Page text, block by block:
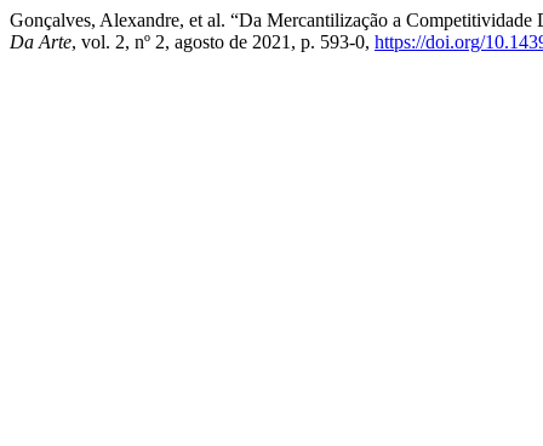
Gonçalves, Alexandre, et al. “Da Mercantilização a
Da Arte, vol. 2, nº 2, agosto de 2021, p. 593-0, https://doi.org/